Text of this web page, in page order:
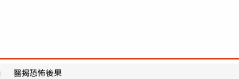
醫揭恐怖後果